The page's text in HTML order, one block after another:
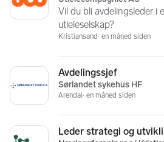
Vil du bli avdelingsleder i
utleieselskap?
Kristiansand en måned siden
Avdelingssjef
Sørlandet sykehus HF
Arendal en måned siden
Leder strategi og